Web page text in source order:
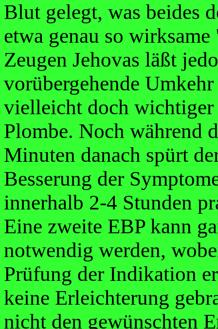
Blut gelegt, was beides
etwa genau so
Zeugen Jehovas läßt
vorübergehende
vielleicht doch wichtiger
Plombe. Noch während
Minuten danach spürt
Besserung der
innerhalb 2-4 Stunden
Eine zweite EBP kann
notwendig werden,
Prüfung der Indikation
keine Erleichterung
nicht den gewünschten